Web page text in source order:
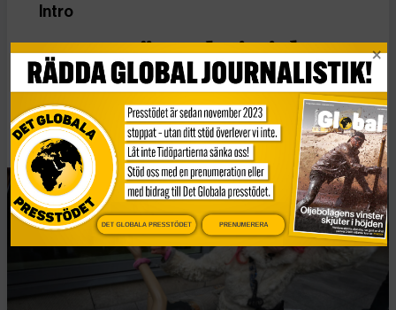
Intro
FN-oro över brittisk
terrorlag
Publicerad 2 januari, 2026 4 min lästid
DET GLOBALA PRESSTÖDET PRENUMERERA